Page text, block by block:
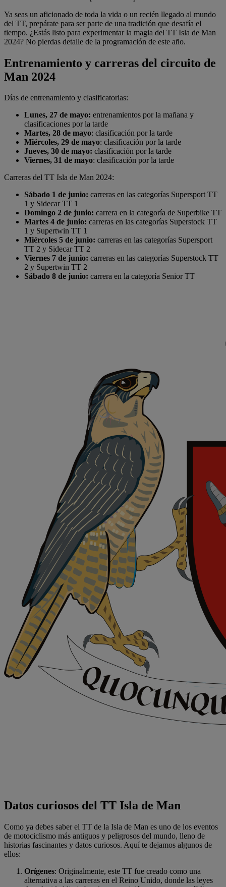
Ya seas un aficionado de toda la vida o un recién llegado al mundo
del TT, prepárate para ser parte de una tradición que desafía el
tiempo. ¿Estás listo para experimentar la magia del TT Isla de Man
2024? No pierdas detalle de la programación de este año.
Entrenamiento y carreras del circuito de
Man 2024
Días de entrenamiento y clasificatorias:
Lunes, 27 de mayo: entrenamientos por la mañana y
clasificaciones por la tarde
Martes, 28 de mayo: clasificación por la tarde
Miércoles, 29 de mayo: clasificación por la tarde
Jueves, 30 de mayo: clasificación por la tarde
Viernes, 31 de mayo: clasificación por la tarde
Carreras del TT Isla de Man 2024:
Sábado 1 de junio: carreras en las categorías Supersport TT
1 y Sidecar TT 1
Domingo 2 de junio: carrera en la categoría de Superbike TT
Martes 4 de junio: carreras en las categorías Superstock TT
1 y Supertwin TT 1
Miércoles 5 de junio: carreras en las categorías Supersport
TT 2 y Sidecar TT 2
Viernes 7 de junio: carreras en las categorías Superstock TT
2 y Supertwin TT 2
Sábado 8 de junio: carrera en la categoría Senior TT
Datos curiosos del TT Isla de Man
Como ya debes saber el TT de la Isla de Man es uno de los eventos
de motociclismo más antiguos y peligrosos del mundo, lleno de
historias fascinantes y datos curiosos. Aquí te dejamos algunos de
ellos:
Orígenes: Originalmente, este TT fue creado como una
alternativa a las carreras en el Reino Unido, donde las leyes